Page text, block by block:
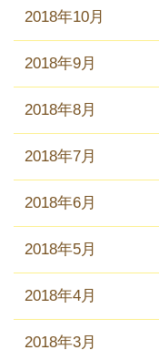
2018年10月
2018年9月
2018年8月
2018年7月
2018年6月
2018年5月
2018年4月
2018年3月